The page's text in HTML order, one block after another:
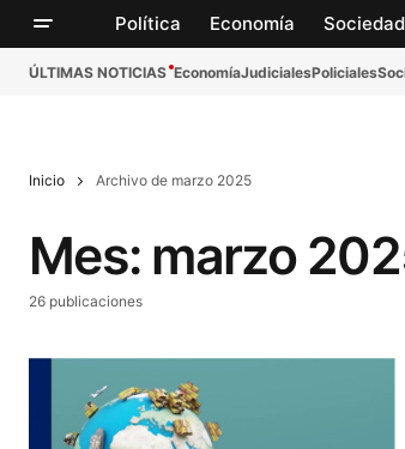
Política Economía Sociedad
ÚLTIMAS NOTICIAS EconomíaJudicialesPoliciales
Inicio Archivo de marzo 2025
Mes: marzo
26 publicaciones